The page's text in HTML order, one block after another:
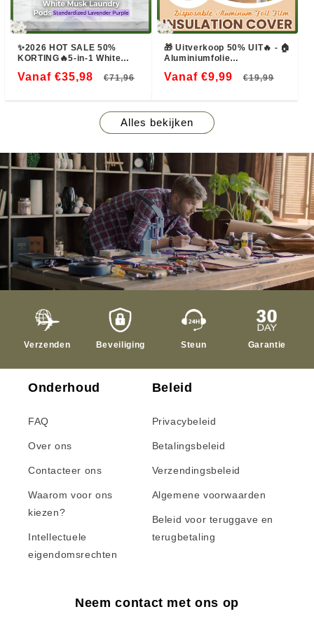
✨2026 HOT SALE 50%
KORTING🔥5-in-1 White
STUKS)
Vanaf €35,98
Normale
€71,96 Aanbiedingsprijs
🎁 Uitverkoop 50% UIT🔥 - 🏠
Aluminiumfolie
isolatiehoes
Vanaf €9,99
Normale
€19,99
Alles bekijken
Verzenden Beveiliging Steun Garantie
Onderhoud
FAQ
Over ons
Contacteer ons
Waarom voor ons
kiezen?
Intellectuele
eigendomsrechten
Beleid
Privacybeleid
Betalingsbeleid
Verzendingsbeleid
Algemene voorwaarden
Beleid voor teruggave en
terugbetaling
Neem contact met ons op